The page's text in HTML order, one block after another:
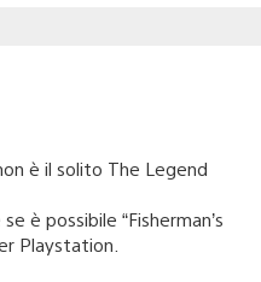
è il solito The Legend
è possibile “Fisherman’s
Playstation.